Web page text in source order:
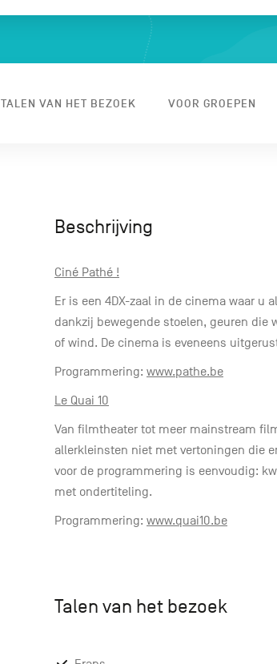
TALEN VAN HET BEZOEK VOOR GROEPEN
Beschrijving
Ciné Pathé !
Er is een 4DX-zaal in de cinema waar u
dankzij bewegende stoelen, geuren die
of wind. De cinema is eveneens
Programmering: www.pathe.be
Le Quai 10
Van filmtheater tot meer mainstream
allerkleinsten niet met vertoningen die
voor de programmering is eenvoudig:
met ondertiteling.
Programmering: www.quai10.be
Talen van het bezoek